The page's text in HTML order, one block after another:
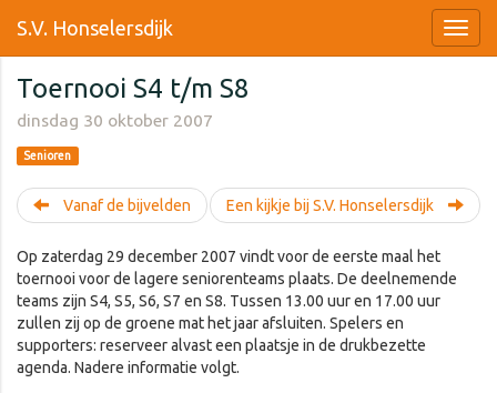
S.V. Honselersdijk
Toernooi S4 t/m S8
dinsdag 30 oktober 2007
Senioren
Vanaf de bijvelden Een kijkje bij S.V. Honselersdijk
Op zaterdag 29 december 2007 vindt voor de eerste maal het
toernooi voor de lagere seniorenteams plaats. De deelnemende
teams zijn S4, S5, S6, S7 en S8. Tussen 13.00 uur en 17.00 uur
zullen zij op de groene mat het jaar afsluiten. Spelers en
supporters: reserveer alvast een plaatsje in de drukbezette
agenda. Nadere informatie volgt.